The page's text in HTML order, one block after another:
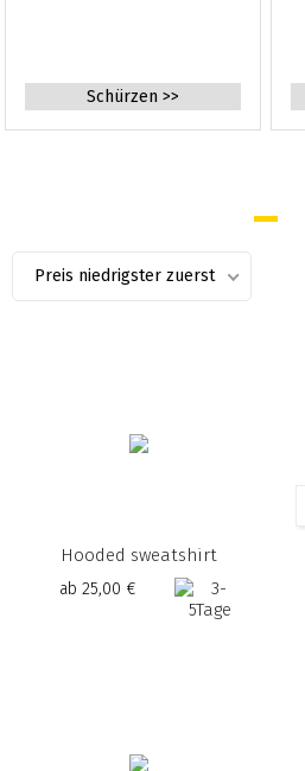
Schürzen >>
Preis niedrigster zuerst
Hooded sweatshirt
ab 25,00 €